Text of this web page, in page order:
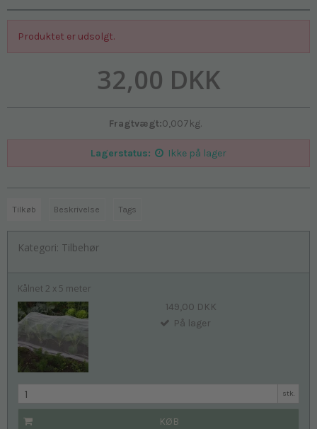
Produktet er udsolgt.
32,00 DKK
Fragtvægt:0,007kg.
Lagerstatus: Ikke på lager
Tilkøb Beskrivelse Tags
Kategori: Tilbehør
Kålnet 2 x 5 meter
149,00 DKK
På lager
stk.
KØB